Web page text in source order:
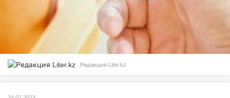
Редакция Liter.kz